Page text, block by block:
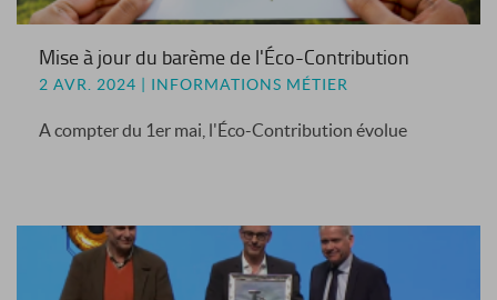
Mise à jour du barème de l'Éco-Contribution
2 AVR. 2024 | INFORMATIONS MÉTIER
A compter du 1er mai, l'Éco-Contribution évolue